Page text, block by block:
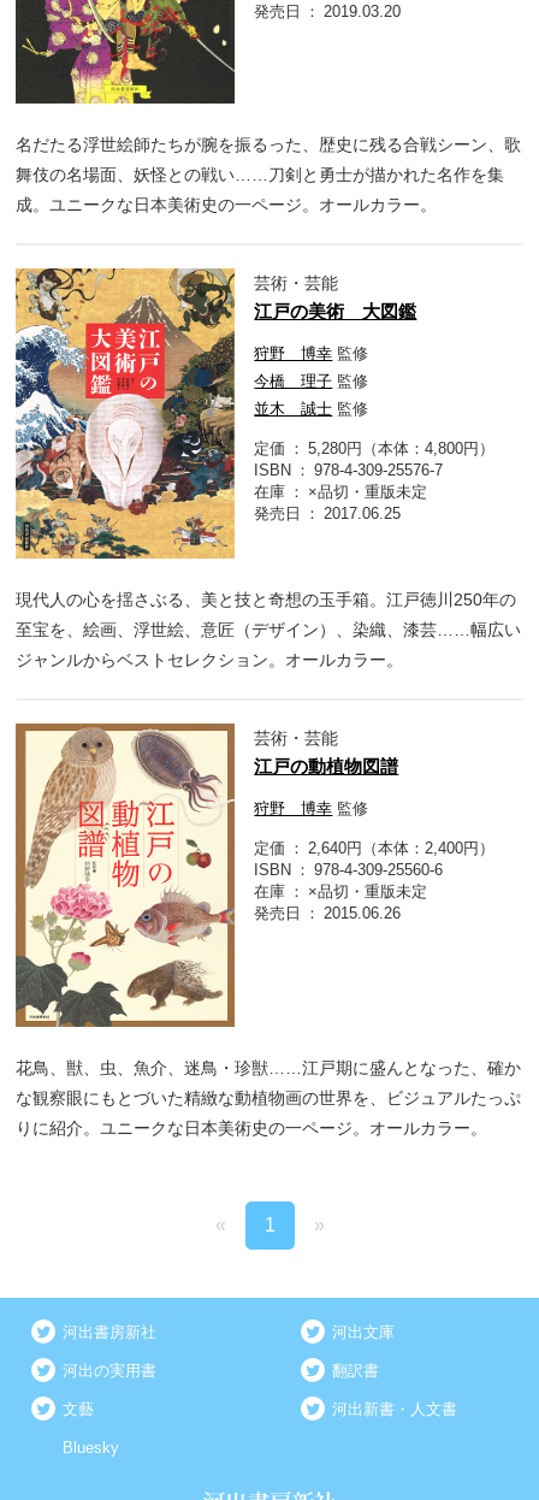
発売日
2019.03.20
名だたる浮世絵師たちが腕を振るった、歴史に残る合戦シーン、歌
舞伎の名場面、妖怪との戦い……刀剣と勇士が描かれた名作を集
成。ユニークな日本美術史の一ページ。オールカラー。
芸術・芸能
江戸の美術 大図鑑
狩野 博幸 監修
今橋 理子 監修
並木 誠士 監修
定価
5,280円（本体：4,800円）
ISBN
978-4-309-25576-7
在庫
×品切・重版未定
発売日
2017.06.25
現代人の心を揺さぶる、美と技と奇想の玉手箱。江戸徳川250年の
至宝を、絵画、浮世絵、意匠（デザイン）、染織、漆芸……幅広い
ジャンルからベストセレクション。オールカラー。
芸術・芸能
江戸の動植物図譜
狩野 博幸 監修
定価
2,640円（本体：2,400円）
ISBN
978-4-309-25560-6
在庫
×品切・重版未定
発売日
2015.06.26
花鳥、獣、虫、魚介、迷鳥・珍獣……江戸期に盛んとなった、確か
な観察眼にもとづいた精緻な動植物画の世界を、ビジュアルたっぷ
りに紹介。ユニークな日本美術史の一ページ。オールカラー。
« 1 »
河出書房新社 河出文庫
河出の実用書 翻訳書
文藝 河出新書・人文書
Bluesky